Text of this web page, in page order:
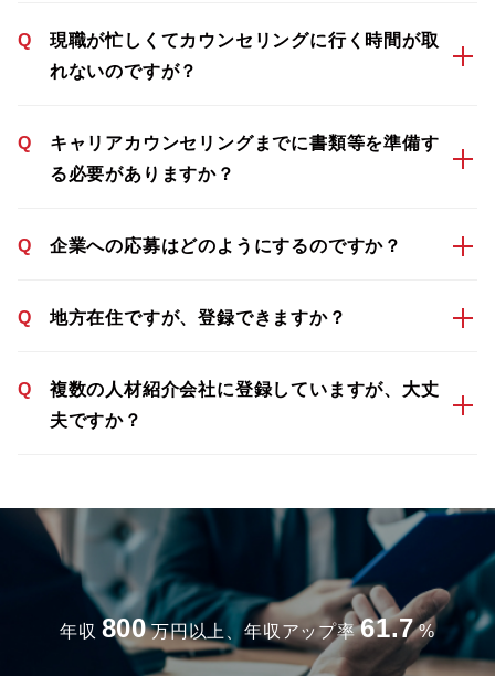
Q
現職が忙しくてカウンセリングに行く時間が取
れないのですが？
Q
キャリアカウンセリングまでに書類等を準備す
る必要がありますか？
Q 企業への応募はどのようにするのですか？
Q 地方在住ですが、登録できますか？
Q
複数の人材紹介会社に登録していますが、大丈
夫ですか？
年収 800 万円以上、年収アップ率 61.7 %